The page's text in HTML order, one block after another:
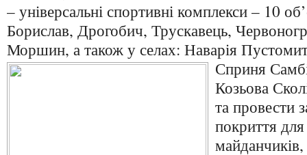
– універсальні спортивні комплекси – 10
Борислав, Дрогобич, Трускавець,
Моршин, а також у селах: Наварія
Сприня
Козьова
та провести
покриття
майданчиків,